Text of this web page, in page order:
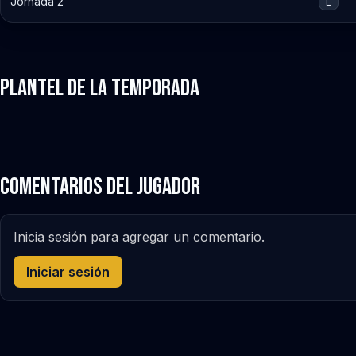
Plantel de la Temporada
Comentarios del jugador
Inicia sesión para agregar un comentario.
Iniciar sesión